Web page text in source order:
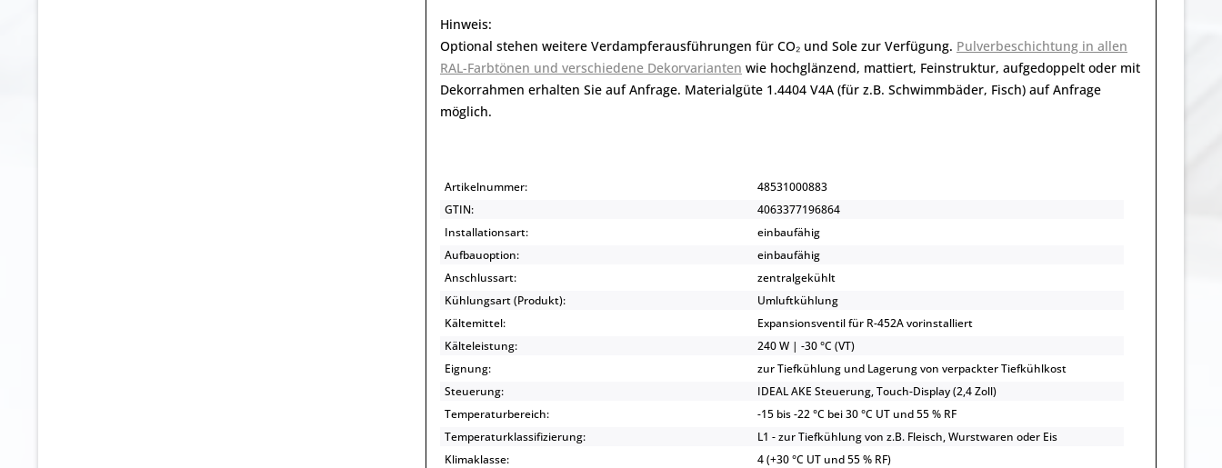
Hinweis:
Optional stehen weitere Verdampferausführungen für CO₂ und Sole zur Verfügung. Pulverbeschichtung in allen
RAL-Farbtönen und verschiedene Dekorvarianten wie hochglänzend, mattiert, Feinstruktur, aufgedoppelt oder mit
Dekorrahmen erhalten Sie auf Anfrage. Materialgüte 1.4404 V4A (für z.B. Schwimmbäder, Fisch) auf Anfrage
möglich.
Artikelnummer:
48531000883
GTIN:
4063377196864
Installationsart:
einbaufähig
Aufbauoption:
einbaufähig
Anschlussart:
zentralgekühlt
Kühlungsart (Produkt):
Umluftkühlung
Kältemittel:
Expansionsventil für R-452A vorinstalliert
Kälteleistung:
240 W | -30 °C (VT)
Eignung:
zur Tiefkühlung und Lagerung von verpackter Tiefkühlkost
Steuerung:
IDEAL AKE Steuerung, Touch-Display (2,4 Zoll)
Temperaturbereich:
-15 bis -22 °C bei 30 °C UT und 55 % RF
Temperaturklassifizierung:
L1 - zur Tiefkühlung von z.B. Fleisch, Wurstwaren oder Eis
Klimaklasse:
4 (+30 °C UT und 55 % RF)